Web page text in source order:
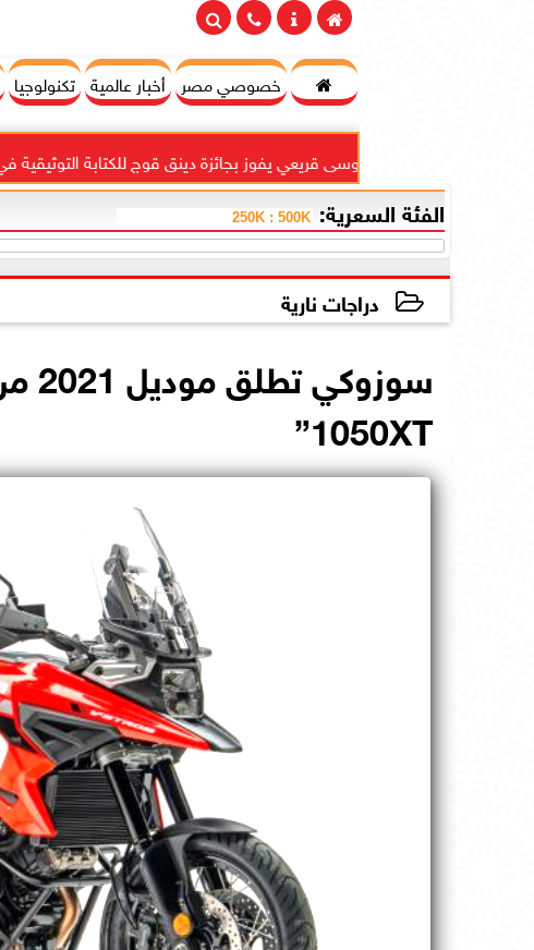
 خصوصي مصر أخبار عالمية تكنولوجيا
أحمد موسى قريعي يفوز بجائزة دينق قوج للكتابة التوثيقية في...
الفئة السعرية:
دراجات نارية
1050XT”